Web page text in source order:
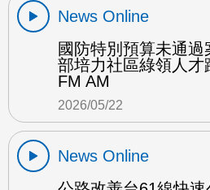
News Online
國防特別預算未通
部培力社區綠領人
FM AM
2026/05/22
News Online